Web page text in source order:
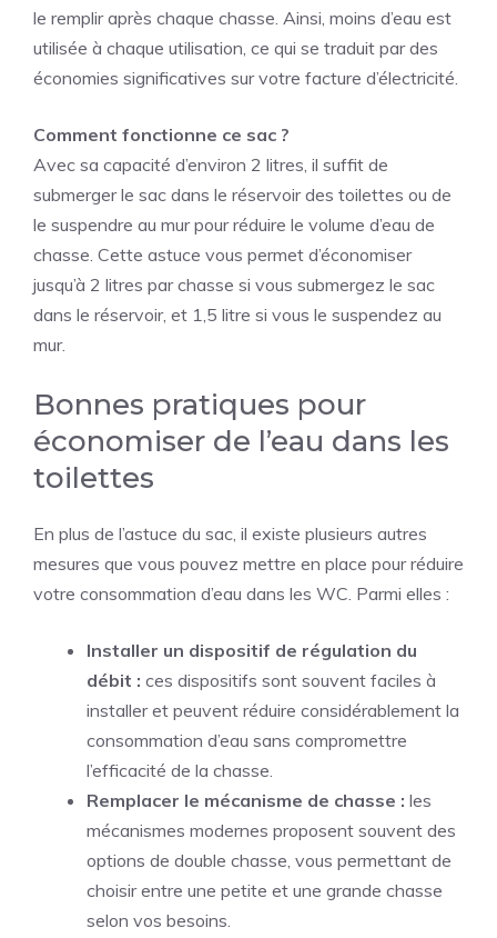
le remplir après chaque chasse. Ainsi, moins d’eau est
utilisée à chaque utilisation, ce qui se traduit par des
économies significatives sur votre facture d’électricité.
Comment fonctionne ce sac ?
Avec sa capacité d’environ 2 litres, il suffit de
submerger le sac dans le réservoir des toilettes ou de
le suspendre au mur pour réduire le volume d’eau de
chasse. Cette astuce vous permet d’économiser
jusqu’à 2 litres par chasse si vous submergez le sac
dans le réservoir, et 1,5 litre si vous le suspendez au
mur.
Bonnes pratiques pour
économiser de l’eau dans les
toilettes
En plus de l’astuce du sac, il existe plusieurs autres
mesures que vous pouvez mettre en place pour réduire
votre consommation d’eau dans les WC. Parmi elles :
Installer un dispositif de régulation du
débit : ces dispositifs sont souvent faciles à
installer et peuvent réduire considérablement la
consommation d’eau sans compromettre
l’efficacité de la chasse.
Remplacer le mécanisme de chasse : les
mécanismes modernes proposent souvent des
options de double chasse, vous permettant de
choisir entre une petite et une grande chasse
selon vos besoins.